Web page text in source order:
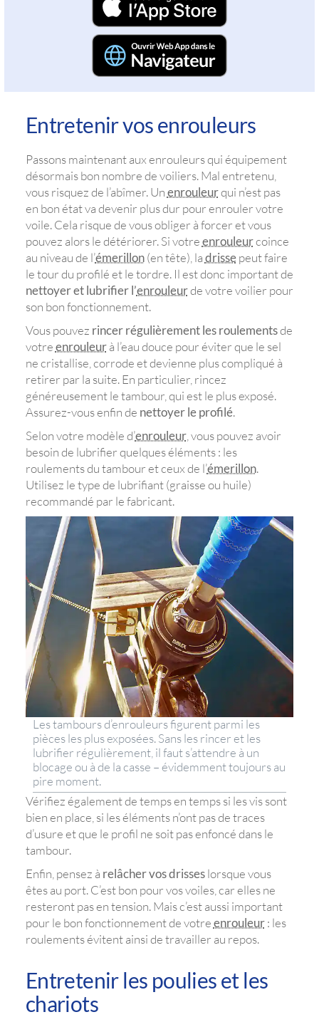
Entretenir vos enrouleurs
Passons maintenant aux enrouleurs qui équipement
désormais bon nombre de voiliers. Mal entretenu,
vous risquez de l’abîmer. Unenrouleurqui n’est pas
en bon état va devenir plus dur pour enrouler votre
voile. Cela risque de vous obliger à forcer et vous
pouvez alors le détériorer. Si votreenrouleurcoince
au niveau de l’émerillon(en tête), ladrissepeut faire
le tour du profilé et le tordre. Il est donc important de
nettoyer et lubrifier l’enrouleurde votre voilier pour
son bon fonctionnement.
Vous pouvez rincer régulièrement les roulementsde
votreenrouleurà l’eau douce pour éviter que le sel
ne cristallise, corrode et devienne plus compliqué à
retirer par la suite. En particulier, rincez
généreusement le tambour, qui est le plus exposé.
Assurez-vous enfin de nettoyer le profilé.
Selon votre modèle d’enrouleur, vous pouvez avoir
besoin de lubrifier quelques éléments : les
roulements du tambour et ceux de l’émerillon.
Utilisez le type de lubrifiant (graisse ou huile)
recommandé par le fabricant.
Les tambours d’enrouleurs figurent parmi les
pièces les plus exposées. Sans les rincer et les
lubrifier régulièrement, il faut s’attendre à un
blocage ou à de la casse – évidemment toujours au
pire moment.
Vérifiez également de temps en temps si les vis sont
bien en place, si les éléments n’ont pas de traces
d’usure et que le profil ne soit pas enfoncé dans le
tambour.
Enfin, pensez à relâcher vos drisseslorsque vous
êtes au port. C’est bon pour vos voiles, car elles ne
resteront pas en tension. Mais c’est aussi important
pour le bon fonctionnement de votreenrouleur: les
roulements évitent ainsi de travailler au repos.
Entretenir les poulies et les
chariots